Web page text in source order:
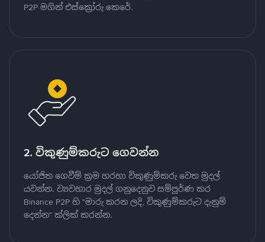
P2P මගින් එස්ක්‍රෝරු කෙරේ.
2. විකුණුම්කරුට ගෙවන්න
යෝජිත ගෙවීම් ක්‍රම හරහා විකුණුම්කරු වෙත මුදල්
යවන්න. ව්‍යවහාර මුදල් ගනුදෙනුව සම්පූර්ණ කර
Binance P2P හි "මාරු කරන ලදි, විකුණුම්කරුට දැනුම්
දෙන්න" ක්ලික් කරන්න.